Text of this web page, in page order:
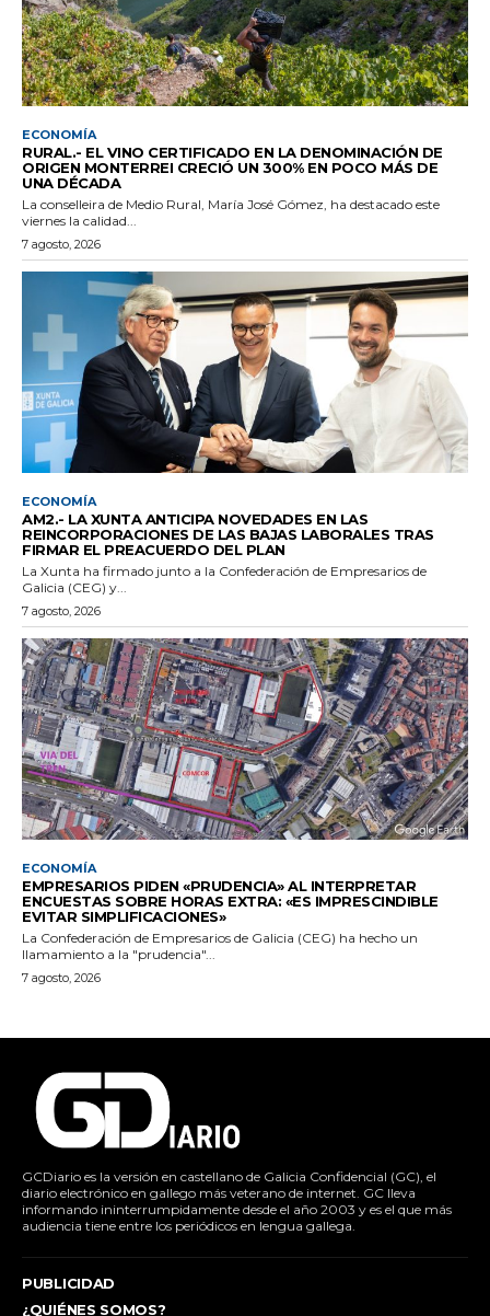
ECONOMÍA
RURAL.- EL VINO CERTIFICADO EN LA DENOMINACIÓN DE
ORIGEN MONTERREI CRECIÓ UN 300% EN POCO MÁS DE
UNA DÉCADA
La conselleira de Medio Rural, María José Gómez, ha destacado este
viernes la calidad...
7 agosto, 2026
ECONOMÍA
AM2.- LA XUNTA ANTICIPA NOVEDADES EN LAS
REINCORPORACIONES DE LAS BAJAS LABORALES TRAS
FIRMAR EL PREACUERDO DEL PLAN
La Xunta ha firmado junto a la Confederación de Empresarios de
Galicia (CEG) y...
7 agosto, 2026
ECONOMÍA
EMPRESARIOS PIDEN «PRUDENCIA» AL INTERPRETAR
ENCUESTAS SOBRE HORAS EXTRA: «ES IMPRESCINDIBLE
EVITAR SIMPLIFICACIONES»
La Confederación de Empresarios de Galicia (CEG) ha hecho un
llamamiento a la "prudencia"...
7 agosto, 2026
GCDiario es la versión en castellano de Galicia Confidencial (GC), el
diario electrónico en gallego más veterano de internet. GC lleva
informando ininterrumpidamente desde el año 2003 y es el que más
audiencia tiene entre los periódicos en lengua gallega.
PUBLICIDAD
¿QUIÉNES SOMOS?